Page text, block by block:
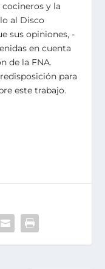
y la
al Disco
sus opiniones, -
en cuenta
de la FNA.
para
este trabajo.